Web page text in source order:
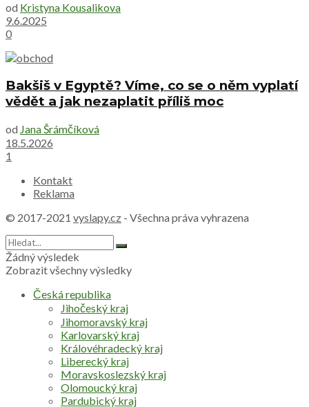
od Kristyna Kousalikova
9.6.2025
0
Bakšiš v Egyptě? Víme, co se o něm vyplatí
vědět a jak nezaplatit příliš moc
od Jana Šrámčíková
18.5.2026
1
Kontakt
Reklama
© 2017-2021 vyslapy.cz - Všechna práva vyhrazena
Žádný výsledek
Zobrazit všechny výsledky
Česká republika
Jihočeský kraj
Jihomoravský kraj
Karlovarský kraj
Královéhradecký kraj
Liberecký kraj
Moravskoslezský kraj
Olomoucký kraj
Pardubický kraj